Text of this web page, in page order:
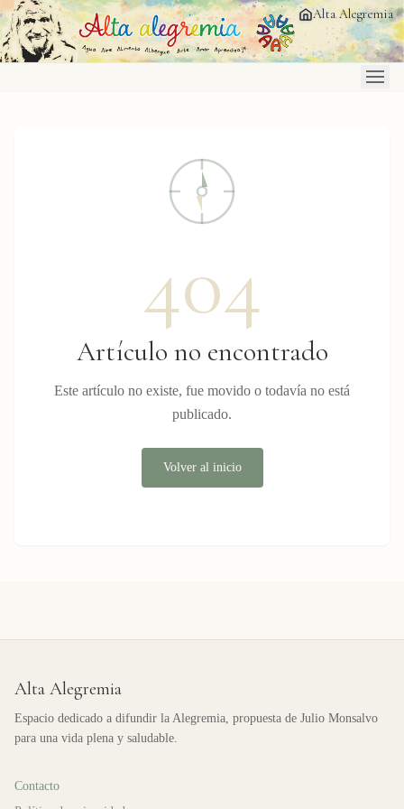
Saltar al contenido principal Alta Alegremia
404
Artículo no encontrado
Este artículo no existe, fue movido o todavía no está
publicado.
Volver al inicio
Alta Alegremia
Espacio dedicado a difundir la Alegremia, propuesta de Julio Monsalvo
para una vida plena y saludable.
Contacto